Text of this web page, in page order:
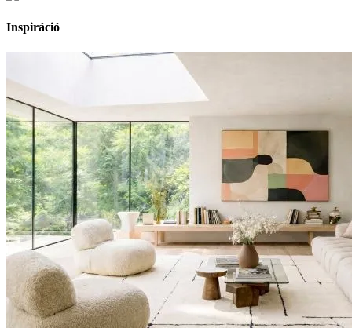
Inspiráció